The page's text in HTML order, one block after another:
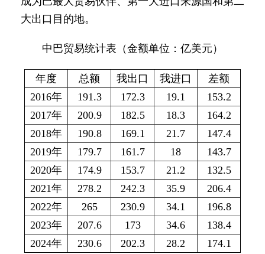
大出口目的地。
中巴贸易统计表（金额单位：亿美元）
年度 总额 我出口 我进口
差额
2016年
191.3 172.3 19.1
153.2
2017年
200.9 182.5 18.3
164.2
2018年
190.8 169.1 21.7
147.4
2019年
179.7 161.7 18
143.7
2020年
174.9 153.7 21.2
132.5
2021年
278.2 242.3 35.9
206.4
2022年
265 230.9 34.1
196.8
2023年
207.6 173 34.6
138.4
2024年
230.6 202.3 28.2
174.1